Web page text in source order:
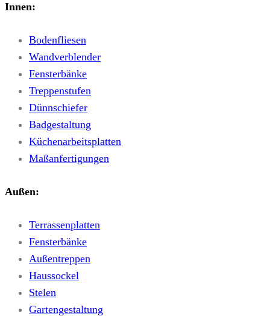
Innen:
Bodenfliesen
Wandverblender
Fensterbänke
Treppenstufen
Dünnschiefer
Badgestaltung
Küchenarbeitsplatten
Maßanfertigungen
Außen:
Terrassenplatten
Fensterbänke
Außentreppen
Haussockel
Stelen
Gartengestaltung